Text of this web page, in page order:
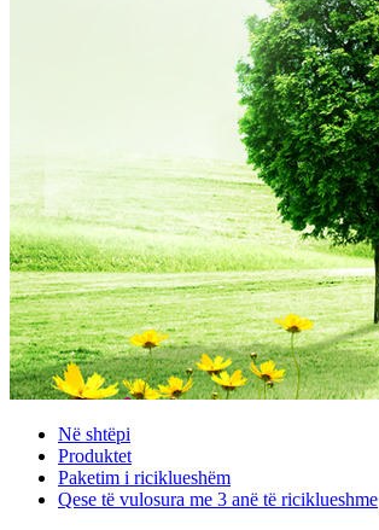
Në shtëpi
Produktet
Paketim i riciklueshëm
Qese të vulosura me 3 anë të riciklueshme